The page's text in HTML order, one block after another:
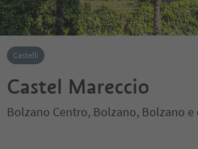
Castelli
Castel Mareccio
Bolzano Centro, Bolzano, Bolzano